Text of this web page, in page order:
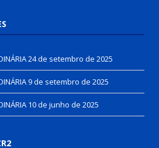
24 de setembro de 2025
9 de setembro de 2025
10 de junho de 2025